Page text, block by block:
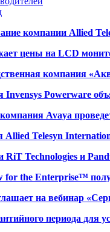
компании Allied
цены на LCD
компания
Invensys Powerware
Avaya
Allied Telesyn
RiT Technologies и
for the Enterprise™
на вебинар
периода для